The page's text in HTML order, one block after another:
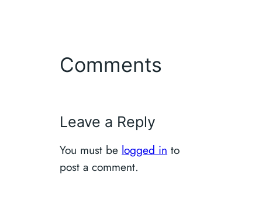
Comments
Leave a Reply
You must be logged in to
post a comment.